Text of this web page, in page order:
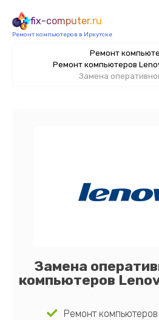
fix-computer.ru
Ремонт компьютеров в Иркутске
Ремонт
Ремонт компьютеров
Замена
Замена
компьютеров
Ремонт